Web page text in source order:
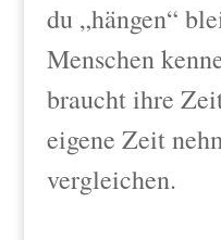
du „hängen“
Menschen
braucht ihre
eigene Zeit
vergleichen.